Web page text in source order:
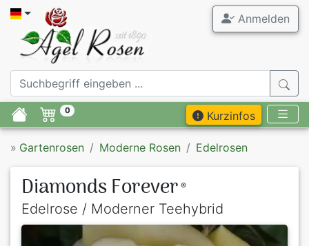
Anmelden
0 Kurzinfos
» Gartenrosen Moderne Rosen Edelrosen
Diamonds Forever ®
Edelrose / Moderner Teehybrid